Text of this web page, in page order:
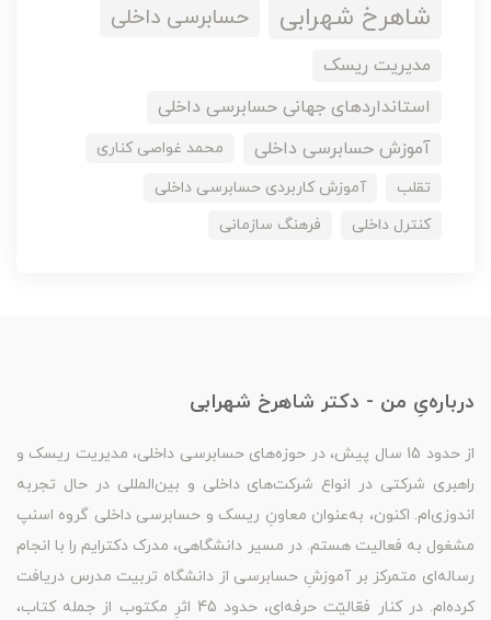
شاهرخ شهرابی حسابرسی داخلی
مدیریت ریسک
استانداردهای جهانی حسابرسی داخلی
آموزش حسابرسی داخلی
محمد غواصی کناری
تقلب
آموزش کاربردی حسابرسی داخلی
کنترل داخلی
فرهنگ سازمانی
درباره‌یِ من - دکتر شاهرخ شهرابی
از حدود 15 سال پیش، در حوزه‌های حسابرسی داخلی، مدیریت ریسک و
راهبری شرکتی در انواع شرکت‌های داخلی و بین‌المللی در حال تجربه
اندوزی‌ام. اکنون، به‌عنوان معاونِ ریسک و حسابرسی داخلی گروه اسنپ
مشغول به فعالیت هستم. در مسیر دانشگاهی، مدرک دکترایم را با انجام
رساله‌ای متمرکز بر آموزشِ حسابرسی از دانشگاه تربیت مدرس دریافت
کرده‌ام. در کنار فعّالیّت حرفه‌ای، حدود 45 اثرِ مکتوب از جمله کتاب،